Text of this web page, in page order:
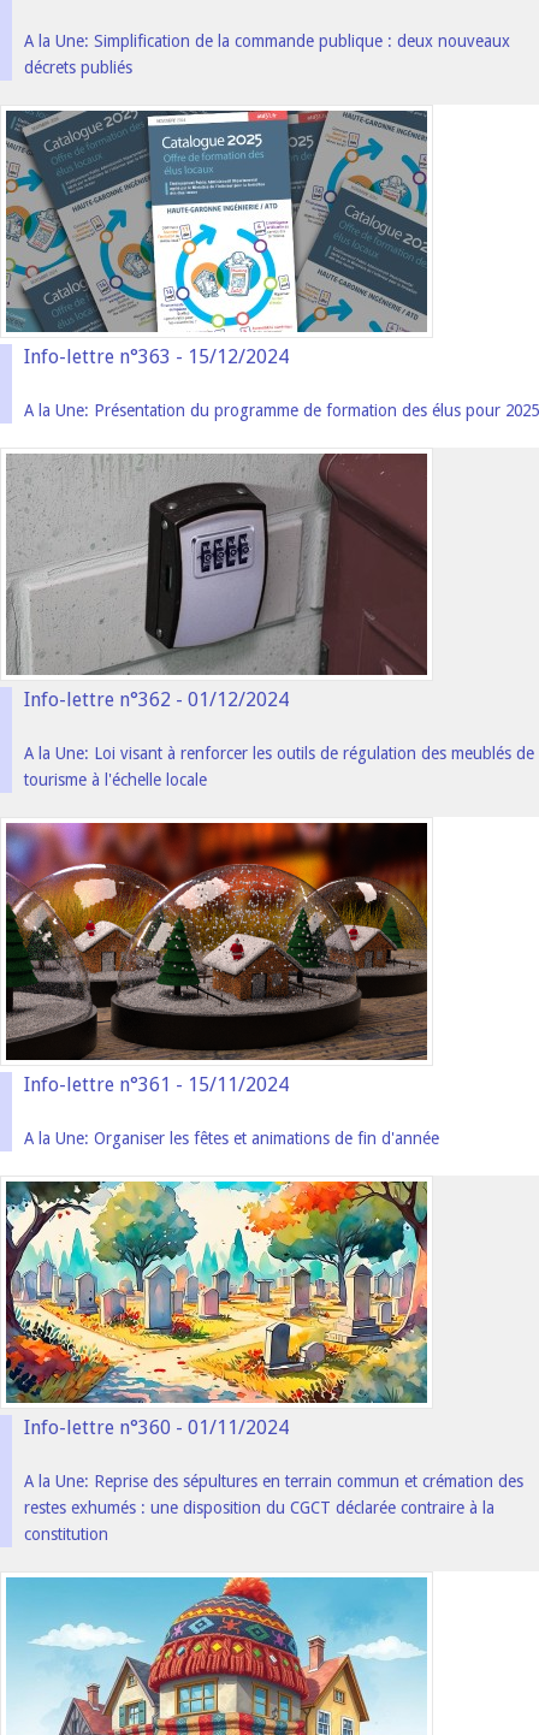
A la Une: Simplification de la commande publique : deux nouveaux
décrets publiés
Info-lettre n°363 - 15/12/2024
A la Une: Présentation du programme de formation des élus pour 2025
Info-lettre n°362 - 01/12/2024
A la Une: Loi visant à renforcer les outils de régulation des meublés de
tourisme à l'échelle locale
Info-lettre n°361 - 15/11/2024
A la Une: Organiser les fêtes et animations de fin d'année
Info-lettre n°360 - 01/11/2024
A la Une: Reprise des sépultures en terrain commun et crémation des
restes exhumés : une disposition du CGCT déclarée contraire à la
constitution